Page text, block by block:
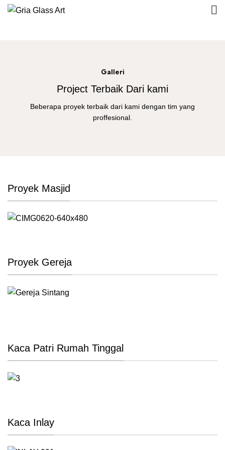
Galleri
Project Terbaik Dari kami
Beberapa proyek terbaik dari kami dengan tim yang
proffesional.
Proyek Masjid
Proyek Gereja
Kaca Patri Rumah Tinggal
Kaca Inlay